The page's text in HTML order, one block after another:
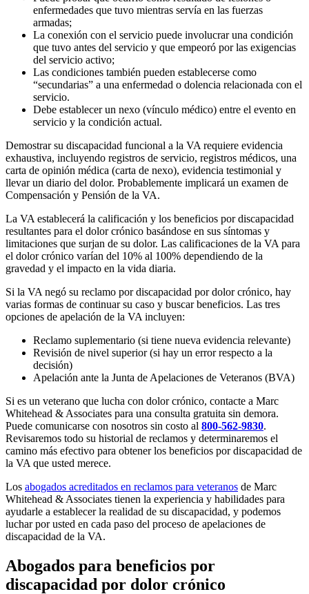
enfermedades que tuvo mientras servía en las fuerzas
armadas;
La conexión con el servicio puede involucrar una condición
que tuvo antes del servicio y que empeoró por las exigencias
del servicio activo;
Las condiciones también pueden establecerse como
“secundarias” a una enfermedad o dolencia relacionada con el
servicio.
Debe establecer un nexo (vínculo médico) entre el evento en
servicio y la condición actual.
Demostrar su discapacidad funcional a la VA requiere evidencia
exhaustiva, incluyendo registros de servicio, registros médicos, una
carta de opinión médica (carta de nexo), evidencia testimonial y
llevar un diario del dolor. Probablemente implicará un examen de
Compensación y Pensión de la VA.
La VA establecerá la calificación y los beneficios por discapacidad
resultantes para el dolor crónico basándose en sus síntomas y
limitaciones que surjan de su dolor. Las calificaciones de la VA para
el dolor crónico varían del 10% al 100% dependiendo de la
gravedad y el impacto en la vida diaria.
Si la VA negó su reclamo por discapacidad por dolor crónico, hay
varias formas de continuar su caso y buscar beneficios. Las tres
opciones de apelación de la VA incluyen:
Reclamo suplementario (si tiene nueva evidencia relevante)
Revisión de nivel superior (si hay un error respecto a la
decisión)
Apelación ante la Junta de Apelaciones de Veteranos (BVA)
Si es un veterano que lucha con dolor crónico, contacte a Marc
Whitehead & Associates para una consulta gratuita sin demora.
Puede comunicarse con nosotros sin costo al 800-562-9830.
Revisaremos todo su historial de reclamos y determinaremos el
camino más efectivo para obtener los beneficios por discapacidad de
la VA que usted merece.
Los abogados acreditados en reclamos para veteranos de Marc
Whitehead & Associates tienen la experiencia y habilidades para
ayudarle a establecer la realidad de su discapacidad, y podemos
luchar por usted en cada paso del proceso de apelaciones de
discapacidad de la VA.
Abogados para beneficios por
discapacidad por dolor crónico